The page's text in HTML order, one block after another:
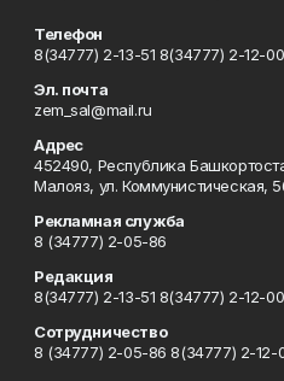
Телефон
8(34777) 2-13-51 8(34777) 2-12-00
Эл. почта
zem_sal@mail.ru
Адрес
452490, Республика
Малояз, ул. Коммунистическая,
Рекламная служба
8 (34777) 2-05-86
Редакция
8(34777) 2-13-51 8(34777) 2-12-00
Сотрудничество
8 (34777) 2-05-86 8(34777) 2-12-